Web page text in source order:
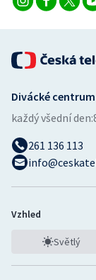
Volejbal
Divácké centrum
každý všední den:
261 136 113
Vzhled
Světlý